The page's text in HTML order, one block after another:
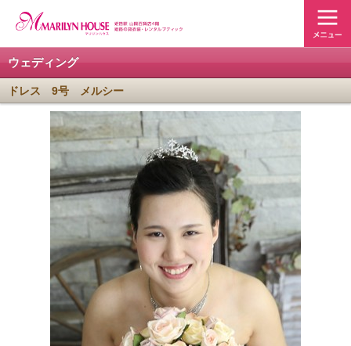
ウェディング
ドレス 9号 メルシー